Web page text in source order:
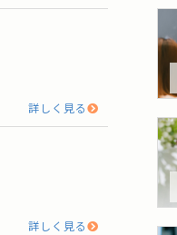
詳しく見る
詳しく見る